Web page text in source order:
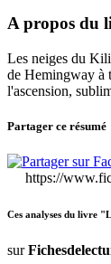
A propos du
Les neiges du
de Hemingway à
l'ascension,
Partager ce résumé
https://
Ces analyses du livre
sur